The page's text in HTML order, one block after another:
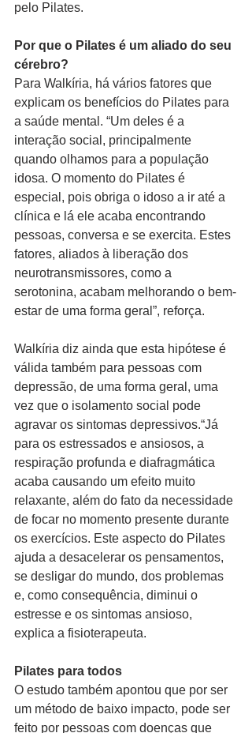
pelo Pilates.
Por que o Pilates é um aliado do seu
cérebro?
Para Walkíria, há vários fatores que
explicam os benefícios do Pilates para
a saúde mental. “Um deles é a
interação social, principalmente
quando olhamos para a população
idosa. O momento do Pilates é
especial, pois obriga o idoso a ir até a
clínica e lá ele acaba encontrando
pessoas, conversa e se exercita. Estes
fatores, aliados à liberação dos
neurotransmissores, como a
serotonina, acabam melhorando o bem-
estar de uma forma geral”, reforça.
Walkíria diz ainda que esta hipótese é
válida também para pessoas com
depressão, de uma forma geral, uma
vez que o isolamento social pode
agravar os sintomas depressivos.“Já
para os estressados e ansiosos, a
respiração profunda e diafragmática
acaba causando um efeito muito
relaxante, além do fato da necessidade
de focar no momento presente durante
os exercícios. Este aspecto do Pilates
ajuda a desacelerar os pensamentos,
se desligar do mundo, dos problemas
e, como consequência, diminui o
estresse e os sintomas ansioso,
explica a fisioterapeuta.
Pilates para todos
O estudo também apontou que por ser
um método de baixo impacto, pode ser
feito por pessoas com doenças que